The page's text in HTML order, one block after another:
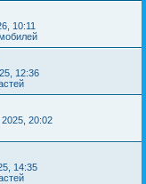
10:11
12:36
20:02
14:35